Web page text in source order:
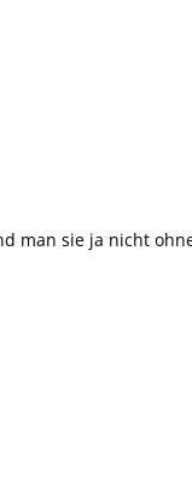
man sie ja nicht